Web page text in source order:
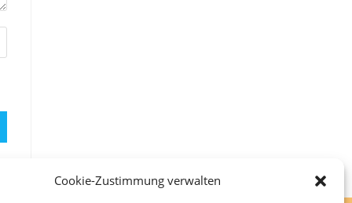
Cookie-Zustimmung verwalten